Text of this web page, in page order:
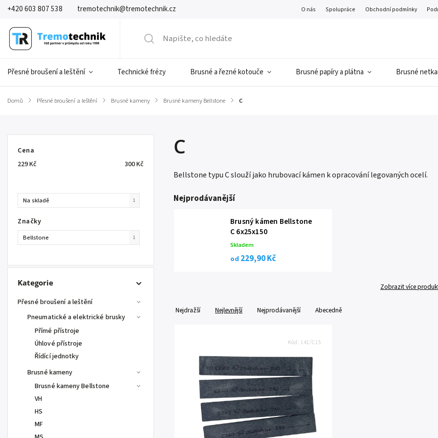
+420 603 807 538 tremotechnik@tremotechnik.cz O nás Spolupráce Obchodní podmínky
Přesné broušení a leštění Technické frézy Brusné a řezné kotouče Brusné papíry a plátna Brusné
Domů / Přesné broušení a leštění / Brusné kameny / Brusné kameny Bellstone / C
Cena
229Kč 300Kč
Na skladě 1
Značky
Bellstone 1
Kategorie
Přesné broušení a leštění
Pneumatické a elektrické brusky
Přímé přístroje
Úhlové přístroje
Řídící jednotky
Brusné kameny
Brusné kameny Bellstone
VH
HS
MF
C
Bellstone typu C slouží jako hrubovací kámen k opracování legovaných ocelí.
Nejprodávanější
Brusný kámen Bellstone
C 6x25x150
Skladem
od 229,90 Kč
Zobrazit více
Nejdražší Nejlevnější Nejprodávanější Abecedně
Kód: 141/C15